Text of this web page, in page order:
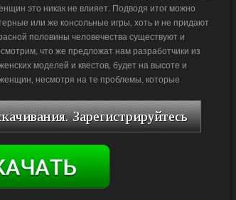
это никак не влияет. Подводя итог можно
или же консольные игры, хоть и не придают
половины человечества существуют и
что же предложат нам разработчики из
моделей и квестов, будет на высоте и
несмотря на те проблемы, которые